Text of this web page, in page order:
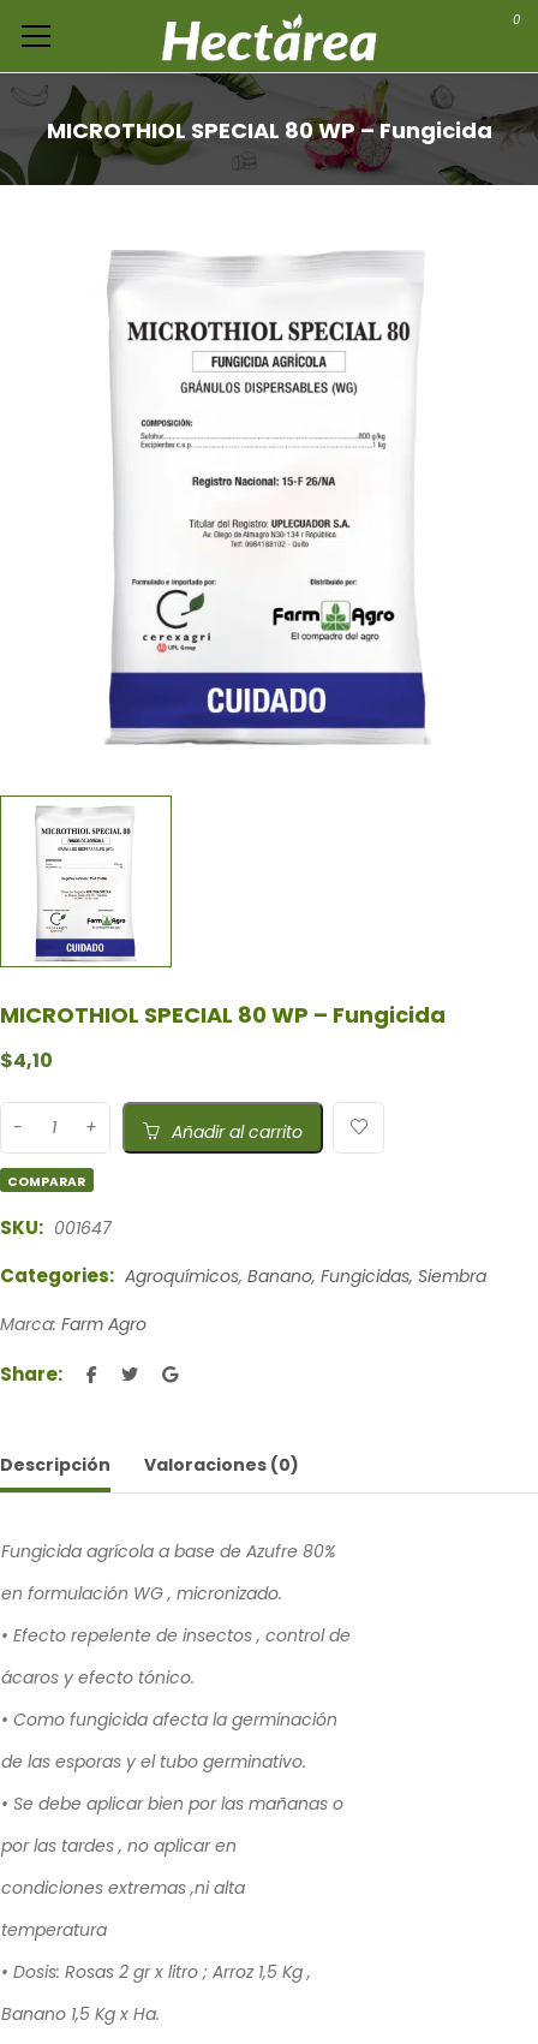
0
MICROTHIOL SPECIAL 80 WP – Fungicida
MICROTHIOL SPECIAL 80 WP – Fungicida
$4,10
Añadir al carrito
COMPARAR
SKU: 001647
Categories: Agroquímicos, Banano, Fungicidas, Siembra
Marca: Farm Agro
Share:
Descripción Valoraciones (0)
Fungicida agrícola a base de Azufre 80%
en formulación WG , micronizado.
• Efecto repelente de insectos , control de
ácaros y efecto tónico.
• Como fungicida afecta la germinación
de las esporas y el tubo germinativo.
• Se debe aplicar bien por las mañanas o
por las tardes , no aplicar en
condiciones extremas ,ni alta
temperatura
• Dosis: Rosas 2 gr x litro ; Arroz 1,5 Kg ,
Banano 1,5 Kg x Ha.